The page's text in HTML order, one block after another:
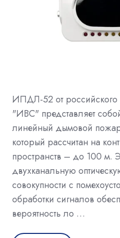
ИПДЛ-52 от
"ИВС" представляет
линейный дымовой
который рассчитан на
пространств – до 100 м.
двухканальную
совокупности с
обработки сигналов
вероятность ло …